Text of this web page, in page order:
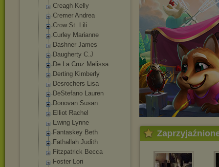
Creagh Kelly
Cremer Andrea
Crow St. Lili
Curley Marianne
Dashner James
Daugherty C.J
De La Cruz Melissa
Derting Kimberly
Desrochers Lisa
DeStefano Lauren
Donovan Susan
Elliot Rachel
Ewing Lynne
Fantaskey Beth
Fathallah Judith
Fitzpatrick Becca
Foster Lori